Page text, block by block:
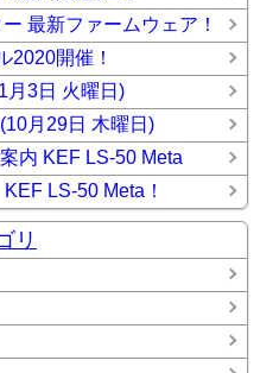
最新ファームウェア！
2020開催！
月3日 火曜日)
月29日 木曜日)
内 KEF LS-50 Meta
LS-50 Meta！
リ